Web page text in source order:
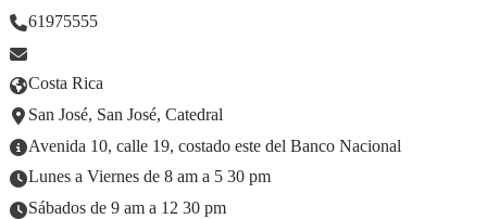
61975555
Costa Rica
San José, San José, Catedral
Avenida 10, calle 19, costado este del Banco Nacional
Lunes a Viernes de 8 am a 5 30 pm
Sábados de 9 am a 12 30 pm